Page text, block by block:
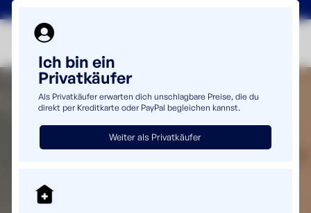
Ich bin ein
Privatkäufer
Als Privatkäufer erwarten dich unschlagbare Preise, die du
direkt per Kreditkarte oder PayPal begleichen kannst.
Weiter als Privatkäufer